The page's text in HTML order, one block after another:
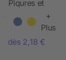
Piqures et
+
Plus
dès 2,18 €